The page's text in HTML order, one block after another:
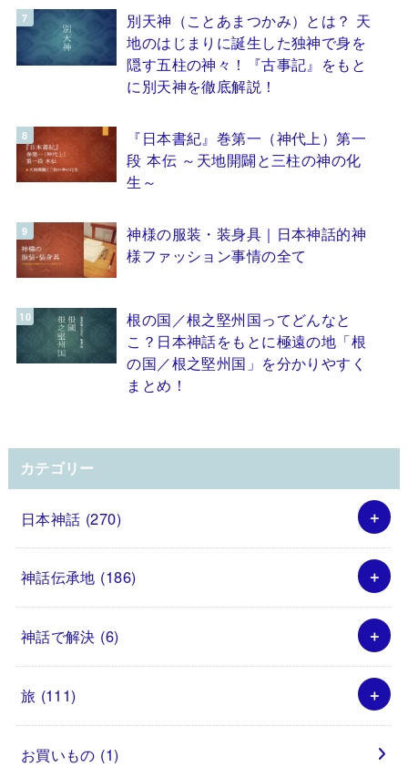
別天神（ことあまつかみ）とは？ 天
地のはじまりに誕生した独神で身を
隠す五柱の神々！『古事記』をもと
に別天神を徹底解説！
『日本書紀』巻第一（神代上）第一
段 本伝 ～天地開闢と三柱の神の化
生～
神様の服装・装身具｜日本神話的神
様ファッション事情の全て
根の国／根之堅州国ってどんなと
こ？日本神話をもとに極遠の地「根
の国／根之堅州国」を分かりやすく
まとめ！
カテゴリー
日本神話 (270)
神話伝承地 (186)
神話で解決 (6)
旅 (111)
お買いもの (1)